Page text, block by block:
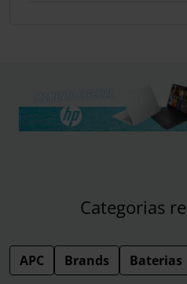
Categorias
APC Brands Baterias